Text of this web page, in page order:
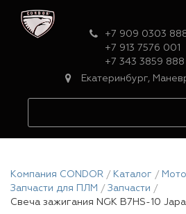
+7 909 0303
+7 913 7576 001
+7 343 3859 888
Екатеринбург,
Компания CONDOR Каталог
Запчасти для ПЛМ
Запчасти
Свеча зажигания NGK B7HS-10